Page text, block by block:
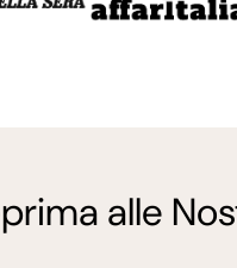
alle